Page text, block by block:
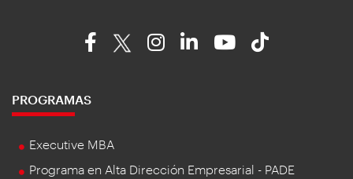
PROGRAMAS
Executive MBA
Programa en Alta Dirección Empresarial - PADE